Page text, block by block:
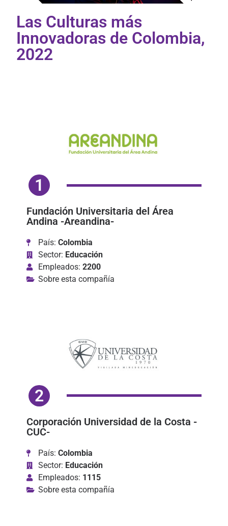
Las Culturas más
Innovadoras de Colombia,
2022
1
Fundación Universitaria del Área
Andina -Areandina-
País: Colombia
Sector: Educación
Empleados: 2200
Sobre esta compañía
2
Corporación Universidad de la Costa -
CUC-
País: Colombia
Sector: Educación
Empleados: 1115
Sobre esta compañía